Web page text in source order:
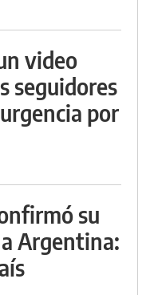
video
seguidores
por
su
Argentina: